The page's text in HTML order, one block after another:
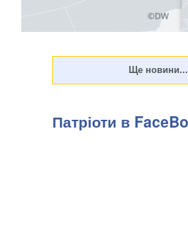
запропонованого маршруту
Ормузьку протоку. Про це
розповів,...Патріоти в